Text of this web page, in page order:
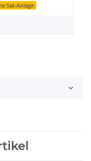
Sat-Anlage